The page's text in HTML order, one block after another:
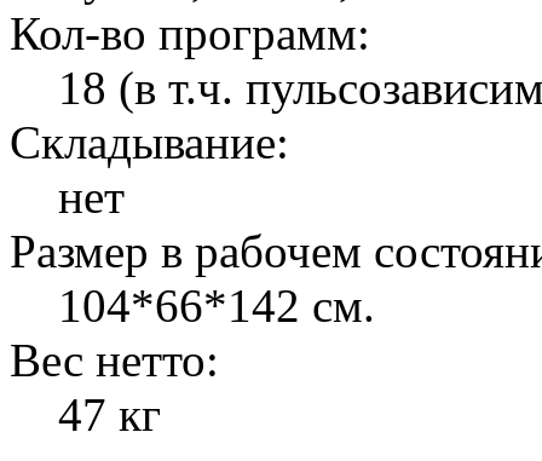
Кол-во программ:
18 (в т.ч.
Складывание:
нет
Размер в рабочем
104*66*142 см.
Вес нетто:
47 кг